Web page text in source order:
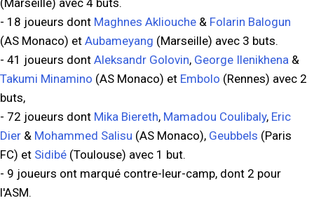
(Marseille) avec 4 buts.
- 18 joueurs dont Maghnes Akliouche & Folarin Balogun
(AS Monaco) et Aubameyang (Marseille) avec 3 buts.
- 41 joueurs dont Aleksandr Golovin, George Ilenikhena &
Takumi Minamino (AS Monaco) et Embolo (Rennes) avec 2
buts,
- 72 joueurs dont Mika Biereth, Mamadou Coulibaly, Eric
Dier & Mohammed Salisu (AS Monaco), Geubbels (Paris
FC) et Sidibé (Toulouse) avec 1 but.
- 9 joueurs ont marqué contre-leur-camp, dont 2 pour
l'ASM.